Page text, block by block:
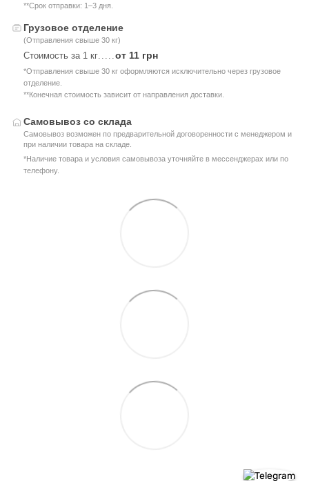
**Срок отправки: 1–3 дня.
Грузовое отделение
(Отправления свыше 30 кг)
Стоимость за 1 кг от 11 грн
*Отправления свыше 30 кг оформляются исключительно через грузовое
отделение.
**Конечная стоимость зависит от направления доставки.
Самовывоз со склада
Самовывоз возможен по предварительной договоренности с менеджером и
при наличии товара на складе.
*Наличие товара и условия самовывоза уточняйте в мессенджерах или по
телефону.